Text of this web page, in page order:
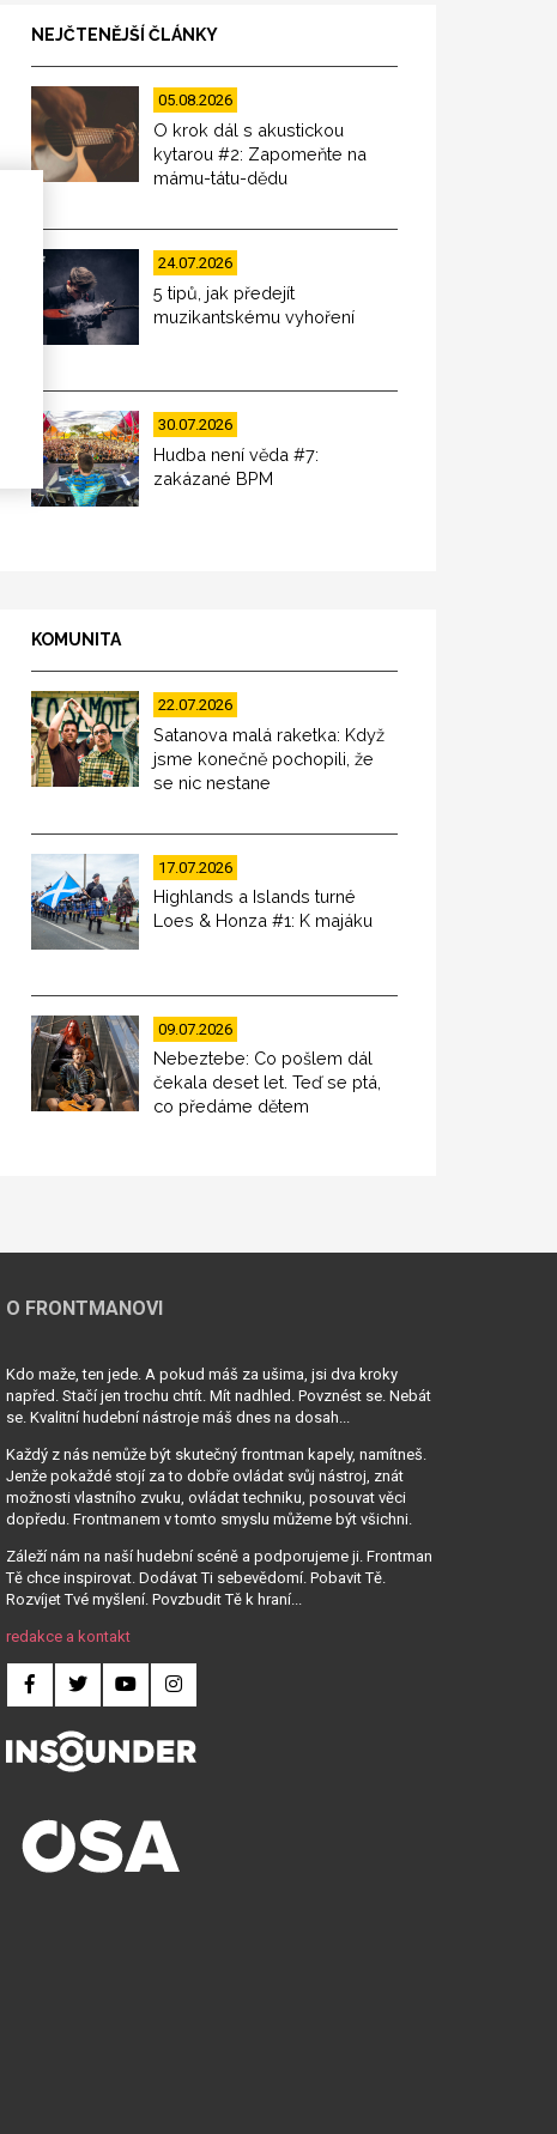
NEJČTENĚJŠÍ ČLÁNKY
05.08.2026
O krok dál s akustickou
kytarou #2: Zapomeňte na
mámu-tátu-dědu
24.07.2026
5 tipů, jak předejít
muzikantskému vyhoření
30.07.2026
Hudba není věda #7:
zakázané BPM
KOMUNITA
22.07.2026
Satanova malá raketka: Když
jsme konečně pochopili, že
se nic nestane
17.07.2026
Highlands a Islands turné
Loes & Honza #1: K majáku
09.07.2026
Nebeztebe: Co pošlem dál
čekala deset let. Teď se ptá,
co předáme dětem
O FRONTMANOVI
Kdo maže, ten jede. A pokud máš za ušima, jsi dva kroky
napřed. Stačí jen trochu chtít. Mít nadhled. Povznést se. Nebát
se. Kvalitní hudební nástroje máš dnes na dosah...
Každý z nás nemůže být skutečný frontman kapely, namítneš.
Jenže pokaždé stojí za to dobře ovládat svůj nástroj, znát
možnosti vlastního zvuku, ovládat techniku, posouvat věci
dopředu. Frontmanem v tomto smyslu můžeme být všichni.
Záleží nám na naší hudební scéně a podporujeme ji. Frontman
Tě chce inspirovat. Dodávat Ti sebevědomí. Pobavit Tě.
Rozvíjet Tvé myšlení. Povzbudit Tě k hraní...
redakce a kontakt